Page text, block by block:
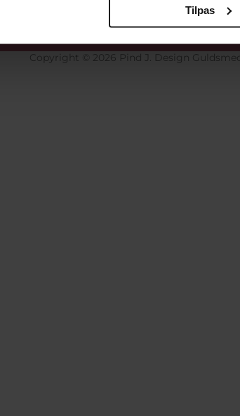
Tilpas
Copyright © 2026 Pind J. Design